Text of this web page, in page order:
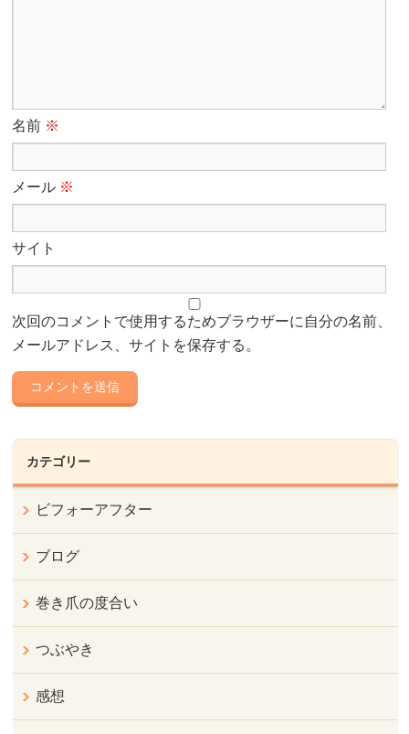
名前 ※
メール ※
サイト
次回のコメントで使用するためブラウザーに自分の名前、
メールアドレス、サイトを保存する。
カテゴリー
ビフォーアフター
ブログ
巻き爪の度合い
つぶやき
感想